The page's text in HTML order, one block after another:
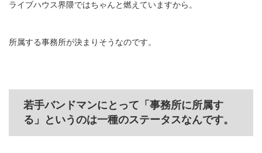
ライブハウス界隈ではちゃんと燃えていますから。
所属する事務所が決まりそうなのです。
若手バンドマンにとって「事務所に所属す
る」というのは一種のステータスなんです。